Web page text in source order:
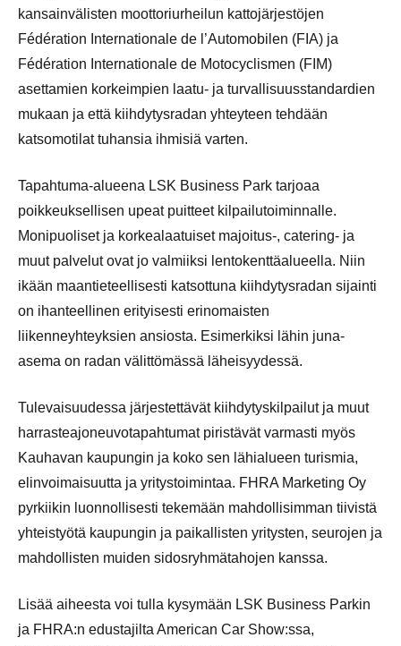
kansainvälisten moottoriurheilun kattojärjestöjen
Fédération Internationale de l’Automobilen (FIA) ja
Fédération Internationale de Motocyclismen (FIM)
asettamien korkeimpien laatu- ja turvallisuusstandardien
mukaan ja että kiihdytysradan yhteyteen tehdään
katsomotilat tuhansia ihmisiä varten.
Tapahtuma-alueena LSK Business Park tarjoaa
poikkeuksellisen upeat puitteet kilpailutoiminnalle.
Monipuoliset ja korkealaatuiset majoitus-, catering- ja
muut palvelut ovat jo valmiiksi lentokenttäalueella. Niin
ikään maantieteellisesti katsottuna kiihdytysradan sijainti
on ihanteellinen erityisesti erinomaisten
liikenneyhteyksien ansiosta. Esimerkiksi lähin juna-
asema on radan välittömässä läheisyydessä.
Tulevaisuudessa järjestettävät kiihdytyskilpailut ja muut
harrasteajoneuvotapahtumat piristävät varmasti myös
Kauhavan kaupungin ja koko sen lähialueen turismia,
elinvoimaisuutta ja yritystoimintaa. FHRA Marketing Oy
pyrkiikin luonnollisesti tekemään mahdollisimman tiivistä
yhteistyötä kaupungin ja paikallisten yritysten, seurojen ja
mahdollisten muiden sidosryhmätahojen kanssa.
Lisää aiheesta voi tulla kysymään LSK Business Parkin
ja FHRA:n edustajilta American Car Show:ssa,